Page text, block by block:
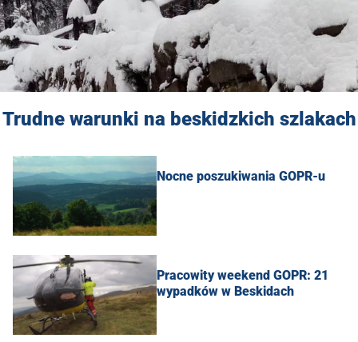
Trudne warunki na beskidzkich szlakach
Nocne poszukiwania GOPR-u
Pracowity weekend GOPR: 21
wypadków w Beskidach